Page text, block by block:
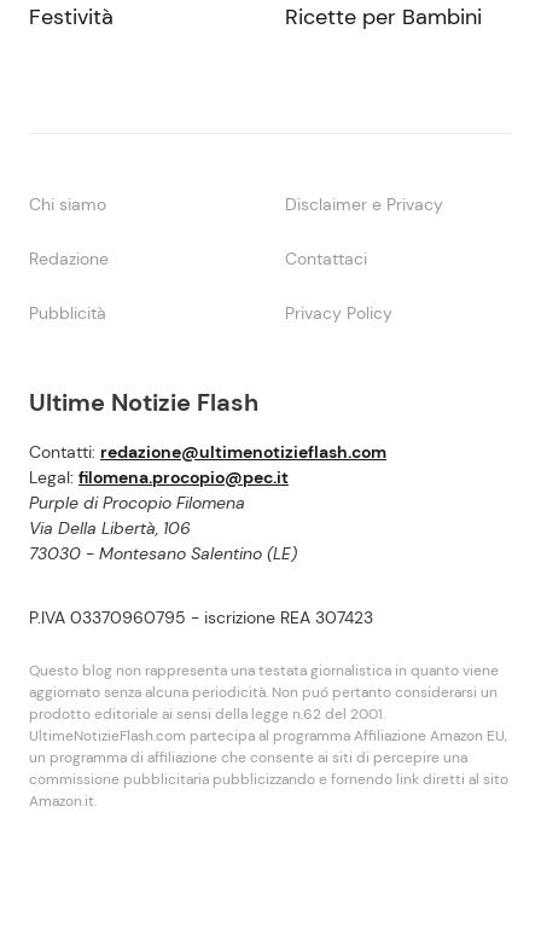
Ultime Notizie Flash
Contatti: redazione@ultimenotizieflash.com
Legal: filomena.procopio@pec.it
Purple di Procopio Filomena
Via Della Libertà, 106
73030 - Montesano Salentino (LE)
P.IVA 03370960795 - iscrizione REA 307423
Questo blog non rappresenta una testata giornalistica in quanto viene
aggiornato senza alcuna periodicità. Non puó pertanto considerarsi un
prodotto editoriale ai sensi della legge n.62 del 2001.
UltimeNotizieFlash.com partecipa al programma Affiliazione Amazon EU,
un programma di affiliazione che consente ai siti di percepire una
commissione pubblicitaria pubblicizzando e fornendo link diretti al sito
Amazon.it.
Festività Ricette per Bambini
Chi siamo Disclaimer e Privacy
Redazione Contattaci
Pubblicità Privacy Policy